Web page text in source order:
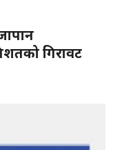
गिरावट